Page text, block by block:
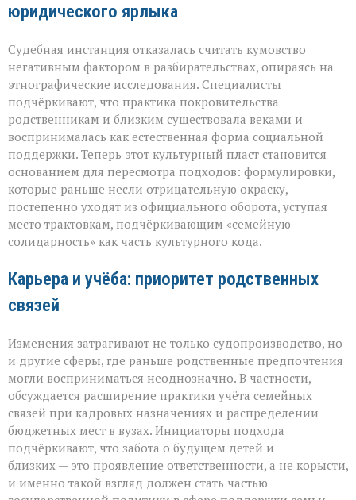
юридического ярлыка
Судебная инстанция отказалась считать кумовство
негативным фактором в разбирательствах, опираясь на
этнографические исследования. Специалисты
подчёркивают, что практика покровительства
родственникам и близким существовала веками и
воспринималась как естественная форма социальной
поддержки. Теперь этот культурный пласт становится
основанием для пересмотра подходов: формулировки,
которые раньше несли отрицательную окраску,
постепенно уходят из официального оборота, уступая
место трактовкам, подчёркивающим «семейную
солидарность» как часть культурного кода.
Карьера и учёба: приоритет родственных
связей
Изменения затрагивают не только судопроизводство, но
и другие сферы, где раньше родственные предпочтения
могли восприниматься неоднозначно. В частности,
обсуждается расширение практики учёта семейных
связей при кадровых назначениях и распределении
бюджетных мест в вузах. Инициаторы подхода
подчёркивают, что забота о будущем детей и
близких — это проявление ответственности, а не корысти,
и именно такой взгляд должен стать частью